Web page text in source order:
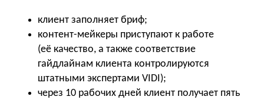
клиент заполняет бриф;
контент-мейкеры приступают к работе
(её качество, а также соответствие
гайдлайнам клиента контролируются
штатными экспертами VIDI);
через 10 рабочих дней клиент получает пять